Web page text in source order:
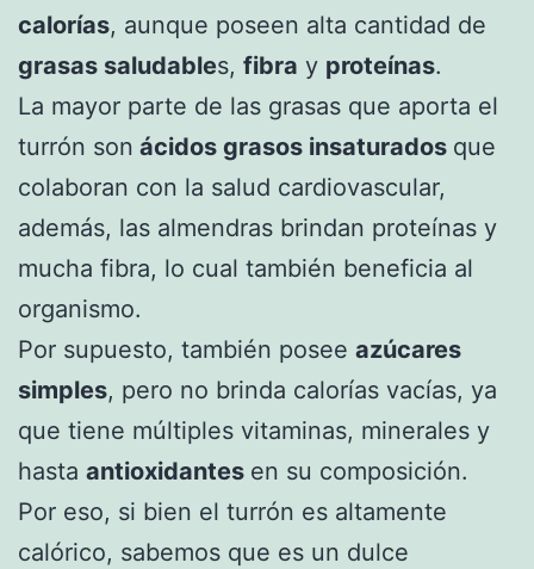
calorías, aunque poseen alta cantidad de
grasas saludables, fibra y proteínas.
La mayor parte de las grasas que aporta el
turrón son ácidos grasos insaturados que
colaboran con la salud cardiovascular,
además, las almendras brindan proteínas y
mucha fibra, lo cual también beneficia al
organismo.
Por supuesto, también posee azúcares
simples, pero no brinda calorías vacías, ya
que tiene múltiples vitaminas, minerales y
hasta antioxidantes en su composición.
Por eso, si bien el turrón es altamente
calórico, sabemos que es un dulce